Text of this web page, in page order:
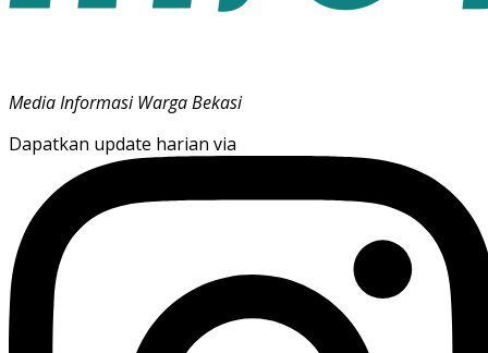
Media Informasi Warga Bekasi
Dapatkan update harian via